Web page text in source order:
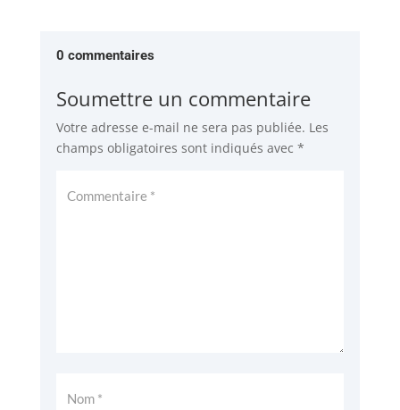
0 commentaires
Soumettre un commentaire
Votre adresse e-mail ne sera pas publiée. Les
champs obligatoires sont indiqués avec *